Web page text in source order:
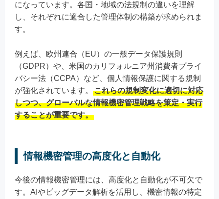
になっています。各国・地域の法規制の違いを理解
し、それぞれに適合した管理体制の構築が求められま
す。
例えば、欧州連合（EU）の一般データ保護規則
（GDPR）や、米国のカリフォルニア州消費者プライ
バシー法（CCPA）など、個人情報保護に関する規制
が強化されています。
これらの規制変化に適切に対応
しつつ、グローバルな情報機密管理戦略を策定・実行
することが重要です。
情報機密管理の高度化と自動化
今後の情報機密管理には、高度化と自動化が不可欠で
す。AIやビッグデータ解析を活用し、機密情報の特定